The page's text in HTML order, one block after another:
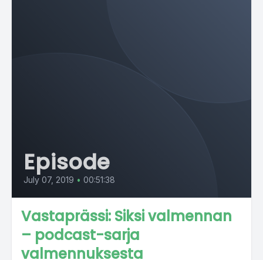
Episode
July 07, 2019 • 00:51:38
Vastaprässi: Siksi valmennan
– podcast-sarja
valmennuksesta